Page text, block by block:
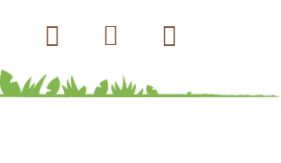
Kapsičky pro psy
Hledat Přihlášení
košík